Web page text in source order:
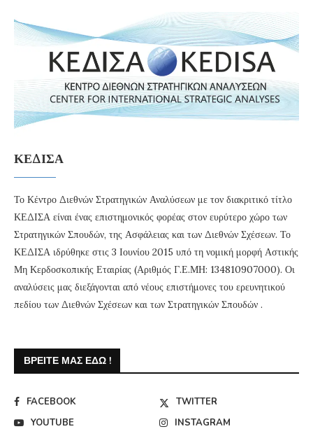
ΚΕΔΙΣΑ
Το Κέντρο Διεθνών Στρατηγικών Αναλύσεων με τον διακριτικό τίτλο
ΚΕΔΙΣΑ είναι ένας επιστημονικός φορέας στον ευρύτερο χώρο των
Στρατηγικών Σπουδών, της Ασφάλειας και των Διεθνών Σχέσεων. Το
ΚΕΔΙΣΑ ιδρύθηκε στις 3 Ιουνίου 2015 υπό τη νομική μορφή Αστικής
Μη Κερδοσκοπικής Εταιρίας (Αριθμός Γ.Ε.ΜΗ: 134810907000). Οι
αναλύσεις μας διεξάγονται από νέους επιστήμονες του ερευνητικού
πεδίου των Διεθνών Σχέσεων και των Στρατηγικών Σπουδών .
ΒΡΕΊΤΕ ΜΑΣ ΕΔΏ !
FACEBOOK
TWITTER
YOUTUBE
INSTAGRAM